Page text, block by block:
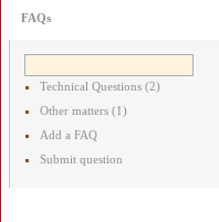
FAQs
Technical Questions (2)
Other matters (1)
Add a FAQ
Submit question